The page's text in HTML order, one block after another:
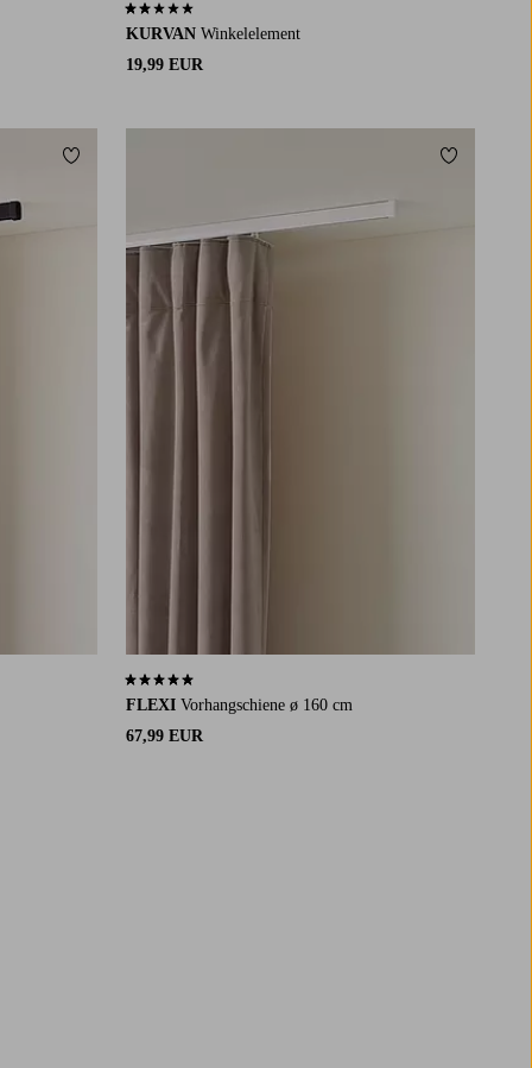
KURVAN Winkelelement
19,99 EUR
2,0 basierend auf 2 Bewertungen
Zu Favoriten hinzufügen
FLEXI Vorhangschiene ø 160 cm
67,99 EUR
5,0 basierend auf 1 Bewertungen
Zu